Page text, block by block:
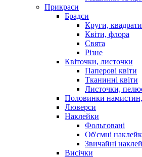
Прикраси
Брадси
Круги, квадрати
Квіти, флора
Свята
Різне
Квіточки, листочки
Паперові квіти
Тканинні квіти
Листочки,
Половинки намистин,
Люверси
Наклейки
Фольговані
Об'ємні
Звичайні
Висічки